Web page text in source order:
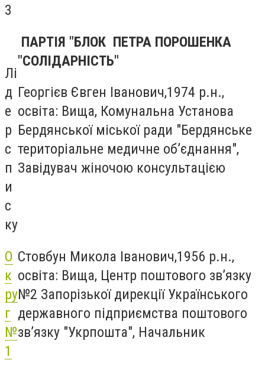
3
Лі
д
е
р
с
п
и
с
ку
ПАРТІЯ "БЛОК ПЕТРА ПОРОШЕНКА
"СОЛІДАРНІСТЬ"
Георгієв Євген Іванович,1974 р.н.,
освіта: Вища, Комунальна Установа
Бердянської міської ради "Бердянське
територіальне медичне об’єднання",
Завідувач жіночою консультацією
О
к
ру
г
№
1
Стовбун Микола Іванович,1956 р.н.,
освіта: Вища, Центр поштового зв’язку
№2 Запорізької дирекції Українського
державного підприємства поштового
зв’язку "Укрпошта", Начальник